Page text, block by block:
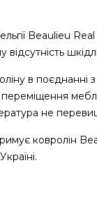
Beaulieu
в
не
ковролін